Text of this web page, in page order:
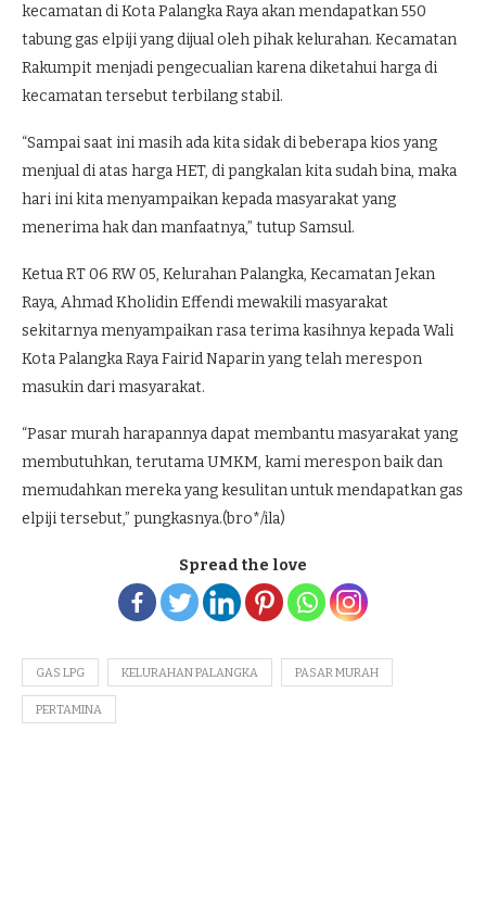
kecamatan di Kota Palangka Raya akan mendapatkan 550
tabung gas elpiji yang dijual oleh pihak kelurahan. Kecamatan
Rakumpit menjadi pengecualian karena diketahui harga di
kecamatan tersebut terbilang stabil.
“Sampai saat ini masih ada kita sidak di beberapa kios yang
menjual di atas harga HET, di pangkalan kita sudah bina, maka
hari ini kita menyampaikan kepada masyarakat yang
menerima hak dan manfaatnya,” tutup Samsul.
Ketua RT 06 RW 05, Kelurahan Palangka, Kecamatan Jekan
Raya, Ahmad Kholidin Effendi mewakili masyarakat
sekitarnya menyampaikan rasa terima kasihnya kepada Wali
Kota Palangka Raya Fairid Naparin yang telah merespon
masukin dari masyarakat.
“Pasar murah harapannya dapat membantu masyarakat yang
membutuhkan, terutama UMKM, kami merespon baik dan
memudahkan mereka yang kesulitan untuk mendapatkan gas
elpiji tersebut,” pungkasnya.(bro*/ila)
Spread the love
GAS LPG KELURAHAN PALANGKA PASAR MURAH
PERTAMINA